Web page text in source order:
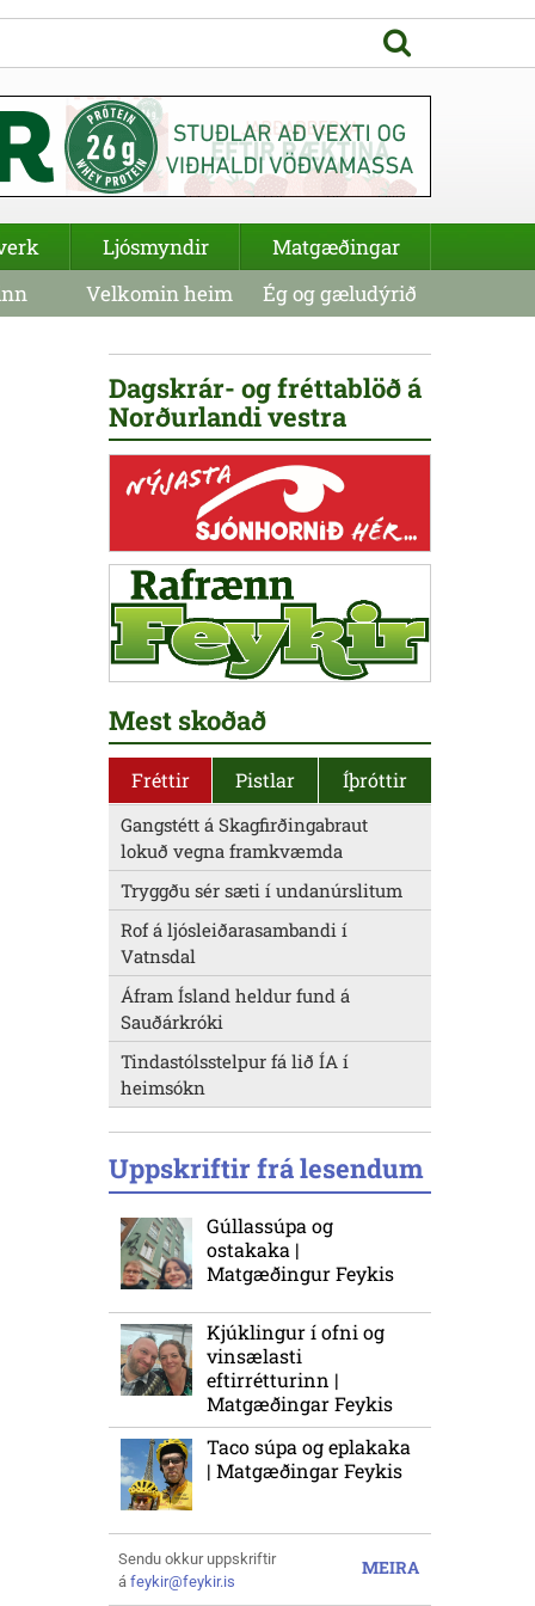
Dagskrár- og fréttablöð á
Norðurlandi vestra
Mest skoðað
Fréttir Pistlar Íþróttir
Gangstétt á Skagfirðingabraut
lokuð vegna framkvæmda
Tryggðu sér sæti í undanúrslitum
Rof á ljósleiðarasambandi í
Vatnsdal
Áfram Ísland heldur fund á
Sauðárkróki
Tindastólsstelpur fá lið ÍA í
heimsókn
Uppskriftir frá lesendum
Gúllassúpa og
ostakaka |
Matgæðingur Feykis
Kjúklingur í ofni og
vinsælasti
eftirrétturinn |
Matgæðingar Feykis
Taco súpa og eplakaka
| Matgæðingar Feykis
MEIRA
Sendu okkur uppskriftir
á feykir@feykir.is
Ljósmyndir
Matgæðingar
Velkomin heim Ég og gæludýrið